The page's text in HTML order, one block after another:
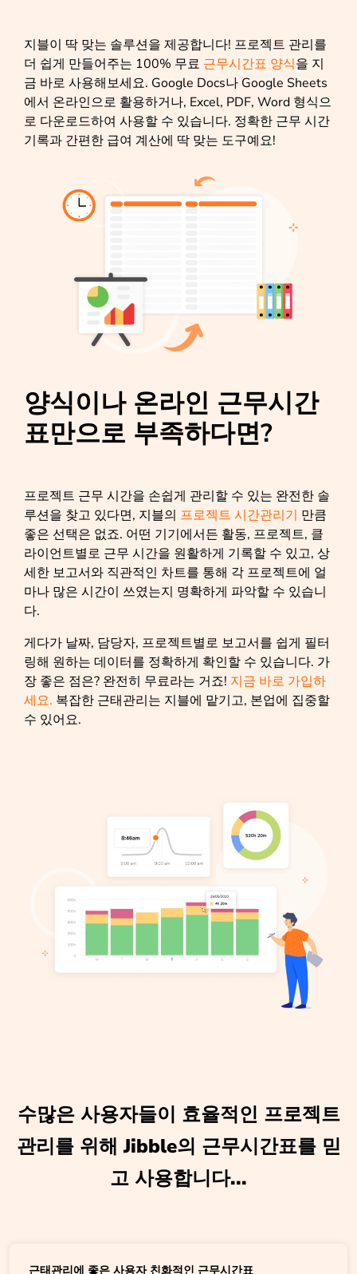
지블이 딱 맞는 솔루션을 제공합니다! 프로젝트 관리를
더 쉽게 만들어주는 100% 무료 근무시간표 양식을 지
금 바로 사용해보세요. Google Docs나 Google Sheets
에서 온라인으로 활용하거나, Excel, PDF, Word 형식으
로 다운로드하여 사용할 수 있습니다. 정확한 근무 시간
기록과 간편한 급여 계산에 딱 맞는 도구예요!
양식이나 온라인 근무시간
표만으로 부족하다면?
프로젝트 근무 시간을 손쉽게 관리할 수 있는 완전한 솔
루션을 찾고 있다면, 지블의 프로젝트 시간관리기 만큼
좋은 선택은 없죠. 어떤 기기에서든 활동, 프로젝트, 클
라이언트별로 근무 시간을 원활하게 기록할 수 있고, 상
세한 보고서와 직관적인 차트를 통해 각 프로젝트에 얼
마나 많은 시간이 쓰였는지 명확하게 파악할 수 있습니
다.
게다가 날짜, 담당자, 프로젝트별로 보고서를 쉽게 필터
링해 원하는 데이터를 정확하게 확인할 수 있습니다. 가
장 좋은 점은? 완전히 무료라는 거죠! 지금 바로 가입하
세요. 복잡한 근태관리는 지블에 맡기고, 본업에 집중할
수 있어요.
수많은 사용자들이 효율적인 프로젝트
관리를 위해 Jibble의 근무시간표를 믿
고 사용합니다...
근태관리에 좋은 사용자 친화적인 근무시간표